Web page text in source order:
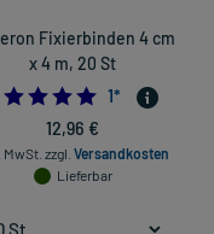
Fixierbinden 4 cm
x 4 m, 20 St
5.0
1*
12,96 €
MwSt. zzgl. Versandkosten
Lieferbar